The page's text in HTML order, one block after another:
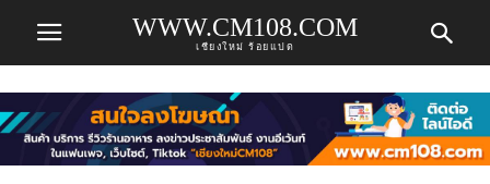
WWW.CM108.COM
เชียงใหม่ ร้อยแปด